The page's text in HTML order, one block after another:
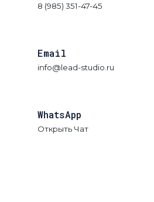
8 (985) 351-47-45
Email
info@lead-studio.ru
WhatsApp
Открыть Чат